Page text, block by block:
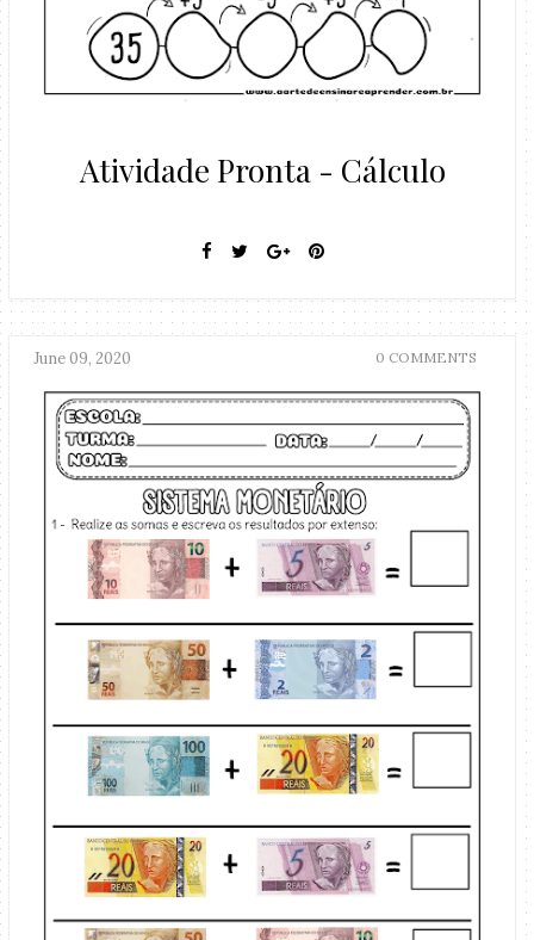
Atividade Pronta - Cálculo
June 09, 2020 0 COMMENTS